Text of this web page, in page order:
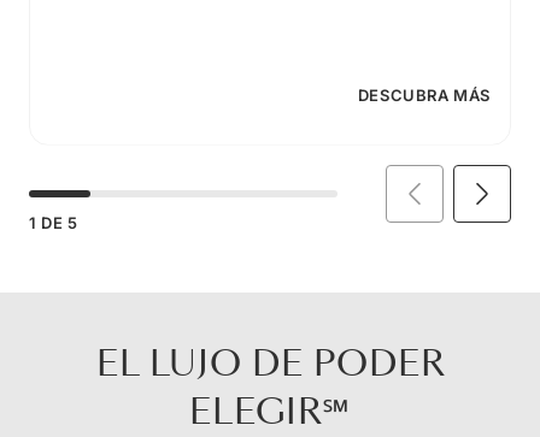
DESCUBRA MÁS
1 DE 5
EL LUJO DE PODER
ELEGIR℠